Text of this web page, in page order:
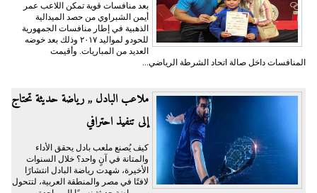
بعد منافسات قوية تمكن اللاعب عمر
أيمن الشبراوي من حصد الميدالية
الذهبية في إطار منافسات الجمهورية
للحودو لمواليد ٢٠١٧ وذلك بعد خوضه
العديد من المباريات. وأقيمت
المنافسات داخل صالة اتحاد الشرطة الرياضي...
ملاعب البادل ,, رياضة حديثة تحتاج
إلى تنفيذ احترافي
كيف يُصنع ملعب بادل يحقق الأداء
والمتانة في آنٍ واحد؟ خلال السنوات
الأخيرة، شهدت رياضة البادل انتشارًا
لافتًا في مصر والمنطقة العربية، لتتحول